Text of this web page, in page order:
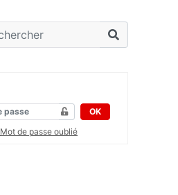
OK
Mot de passe oublié